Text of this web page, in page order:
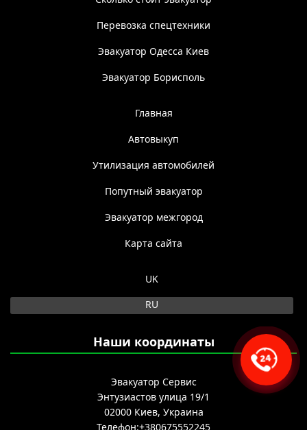
Перевозка спецтехники
Эвакуатор Одесса Киев
Эвакуатор Борисполь
Главная
Автовыкуп
Утилизация автомобилей
Попутный эвакуатор
Эвакуатор межгород
Карта сайта
UK
RU
Наши координаты
Эвакуатор Сервис
Энтузиастов улица 19/1
02000 Киев, Украина
Телефон:+380675552245